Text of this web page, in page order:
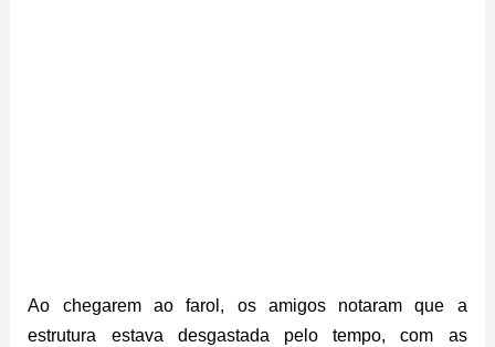
Ao chegarem ao farol, os amigos notaram que a
estrutura estava desgastada pelo tempo, com as